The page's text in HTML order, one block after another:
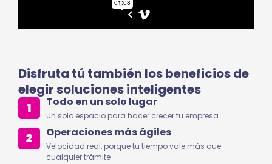
Disfruta tú también los beneficios de
elegir soluciones inteligentes
Todo en un solo lugar
Un solo espacio para hacer crecer tu empresa
Operaciones más ágiles
Velocidad real, porque tu tiempo vale más que
cualquier trámite